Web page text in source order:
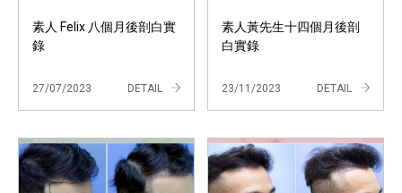
素人 Felix 八個月後剖白實
錄
27/07/2023 DETAIL
素人黃先生十四個月後剖
白實錄
23/11/2023 DETAIL